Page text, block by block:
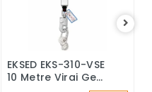
Sepete Ekle
EKSED EKS-310-VSE
10 Metre Viraj Geri